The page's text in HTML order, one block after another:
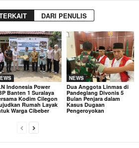
DARI PENULIS
Indonesia Power
Banten 1 Suralaya
Kodim Cilegon
Rumah Layak
Warga Cibeber
NEWS
Dua Anggota Linmas di
Pandeglang Divonis 5
Bulan Penjara dalam
Kasus Dugaan
Pengeroyokan